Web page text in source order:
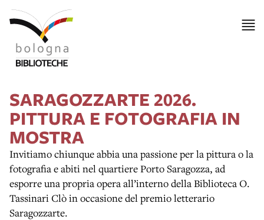
SARAGOZZARTE 2026.
PITTURA E FOTOGRAFIA IN
MOSTRA
Invitiamo chiunque abbia una passione per la pittura o la
fotografia e abiti nel quartiere Porto Saragozza, ad
esporre una propria opera all’interno della Biblioteca O.
Tassinari Clò in occasione del premio letterario
Saragozzarte.